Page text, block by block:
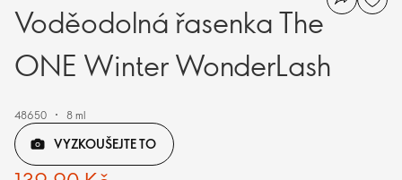
Voděodolná řasenka The
ONE Winter WonderLash
48650 8 ml
VYZKOUŠEJTE TO